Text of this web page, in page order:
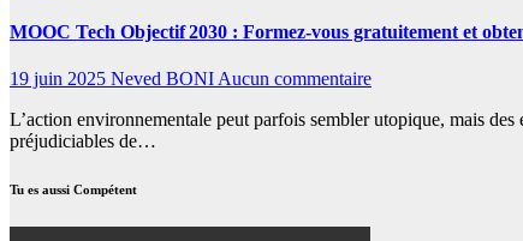
MOOC Tech Objectif 2030 : Formez-vous gratuitement et
19 juin 2025 Neved BONIAucun commentaire
L’action environnementale peut parfois sembler utopique, mais
préjudiciables de…
Tu es aussi Compétent